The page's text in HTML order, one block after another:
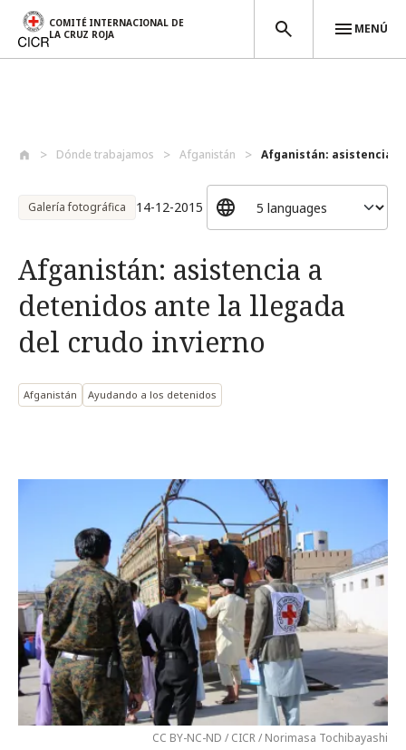
COMITÉ INTERNACIONAL DE
LA CRUZ ROJA
MENÚ
Dónde trabajamos Afganistán Afganistán: asistencia
Galería fotográfica 14-12-2015
Afganistán: asistencia a
detenidos ante la llegada
del crudo invierno
Afganistán Ayudando a los detenidos
CC BY-NC-ND / CICR / Norimasa Tochibayashi